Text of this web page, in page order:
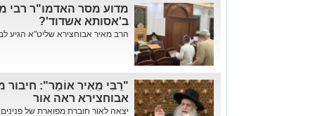
מדוע מסר האדמו"ר רבי
ב'אסותא אשדוד'?
הרב מאיר אבוחצירא שליט"א הגיע
"רַבִּי מֵאִיר אוֹמֵר": חיבור
אבוחצירא ראה אור
יצאה לאור חוברת מפוארת של